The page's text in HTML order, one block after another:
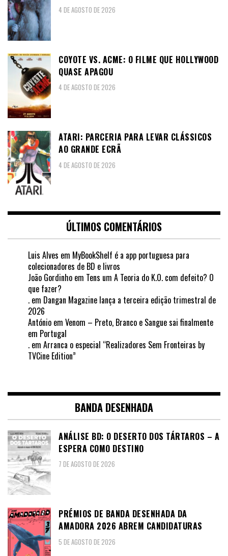
4 DE AGOSTO DE 2026
COYOTE VS. ACME: O FILME QUE HOLLYWOOD
QUASE APAGOU
4 DE AGOSTO DE 2026
ATARI: PARCERIA PARA LEVAR CLÁSSICOS
AO GRANDE ECRÃ
4 DE AGOSTO DE 2026
ÚLTIMOS COMENTÁRIOS
Luis Alves em MyBookShelf é a app portuguesa para
colecionadores de BD e livros
João Gordinho em Tens um A Teoria do K.O. com defeito? O
que fazer?
. em Dangan Magazine lança a terceira edição trimestral de
2026
António em Venom – Preto, Branco e Sangue sai finalmente
em Portugal
. em Arranca o especial “Realizadores Sem Fronteiras by
TVCine Edition”
BANDA DESENHADA
ANÁLISE BD: O DESERTO DOS TÁRTAROS – A
ESPERA COMO DESTINO
7 DE AGOSTO DE 2026
PRÉMIOS DE BANDA DESENHADA DA
AMADORA 2026 ABREM CANDIDATURAS
5 DE AGOSTO DE 2026